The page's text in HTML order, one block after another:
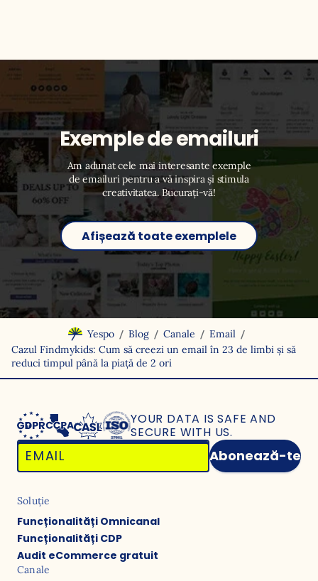
Exemple de emailuri
Am adunat cele mai interesante exemple
de emailuri pentru a vă inspira și stimula
creativitatea. Bucurați-vă!
Afișează toate exemplele
Yespo / Blog / Canale / Email /
Cazul Findmykids: Cum să creezi un email în 23 de limbi și să
reduci timpul până la piață de 2 ori
YOUR DATA IS SAFE AND
SECURE WITH US.
Abonează-te
Soluție
Funcționalități Omnicanal
Funcționalități CDP
Audit eCommerce gratuit
Canale